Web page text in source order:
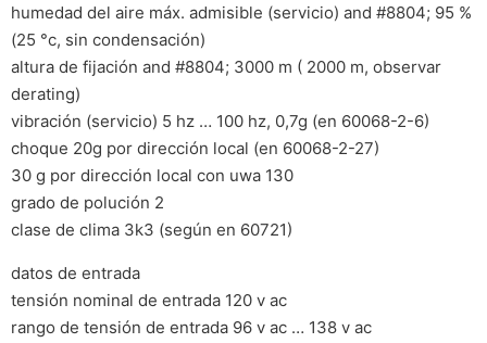
humedad del aire máx. admisible (servicio) and #8804; 95 %
(25 °c, sin condensación)
altura de fijación and #8804; 3000 m ( 2000 m, observar
derating)
vibración (servicio) 5 hz … 100 hz, 0,7g (en 60068-2-6)
choque 20g por dirección local (en 60068-2-27)
30 g por dirección local con uwa 130
grado de polución 2
clase de clima 3k3 (según en 60721)
datos de entrada
tensión nominal de entrada 120 v ac
rango de tensión de entrada 96 v ac … 138 v ac